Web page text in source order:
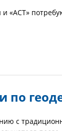
«АСТ»
с